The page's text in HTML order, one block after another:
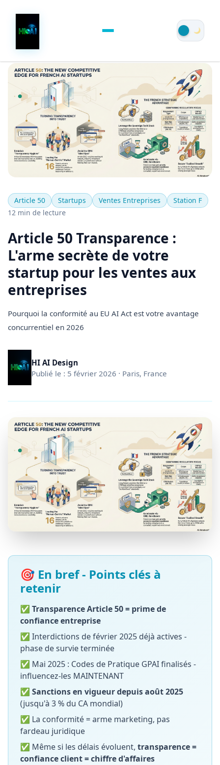
Article 50 Startups Ventes Entreprises
Station F
12 min de lecture
Article 50 Transparence :
L'arme secrète de votre
startup pour les ventes aux
entreprises
Pourquoi la conformité au EU AI Act est votre avantage
concurrentiel en 2026
HI AI Design
Publié le : 5 février 2026 · Paris, France
🎯 En bref - Points clés à
retenir
✅ Transparence Article 50 = prime de
confiance entreprise
✅ Interdictions de février 2025 déjà actives -
phase de survie terminée
✅ Mai 2025 : Codes de Pratique GPAI finalisés -
influencez-les MAINTENANT
✅ Sanctions en vigueur depuis août 2025
(jusqu'à 3 % du CA mondial)
✅ La conformité = arme marketing, pas
fardeau juridique
✅ Même si les délais évoluent, transparence =
confiance client = chiffre d'affaires